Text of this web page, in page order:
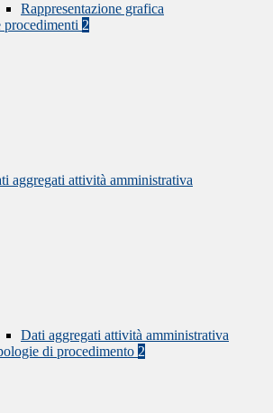
Rappresentazione grafica
2
aggregati attività amministrativa
Dati aggregati attività amministrativa
di procedimento 2